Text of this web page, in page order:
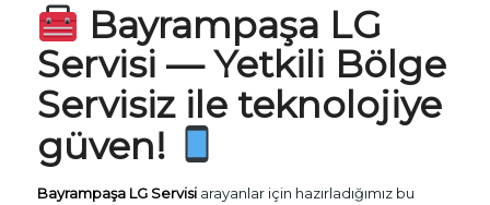
Bayrampaşa LG
Servisi —Yetkili Bölge
Servisizile teknolojiye
güven!
Bayrampaşa LG Servisiarayanlar için hazırladığımız bu